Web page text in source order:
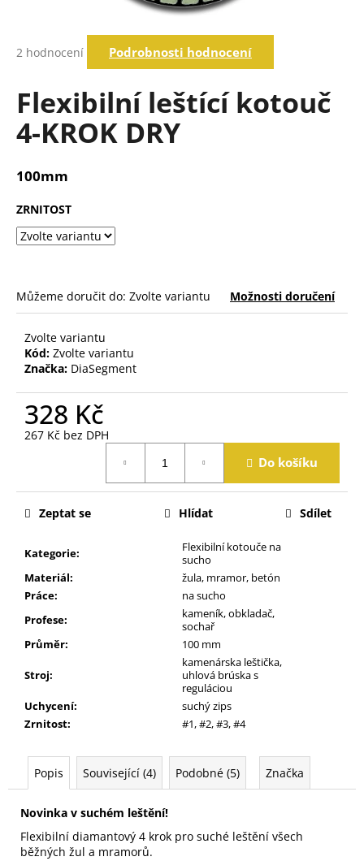
hodnocení
5,0
5
2 hodnocení Podrobnosti hodnocení
Flexibilní leštící kotouč
4-KROK DRY
100mm
ZRNITOST
Můžeme doručit do: Zvolte variantu Možnosti doručení
Zvolte variantu
Kód: Zvolte variantu
Značka: DiaSegment
328 Kč
267 Kč bez DPH
Do košíku
Kategorie:
Flexibilní kotouče na
sucho
Materiál:
žula, mramor, betón
Práce:
na sucho
Profese:
kameník, obkladač,
sochař
Průměr: 100 mm
Stroj:
kamenárska leštička,
uhlová brúska s
reguláciou
Uchycení:
suchý zips
Zrnitost: #1, #2, #3, #4
Zeptat se Hlídat Sdílet
Popis Související (4) Podobné (5) Značka
Novinka v suchém leštění!
Flexibilní diamantový 4 krok pro suché leštění všech
běžných žul a mramorů.
j
í
?
D
o
r
u
u
e
m
e